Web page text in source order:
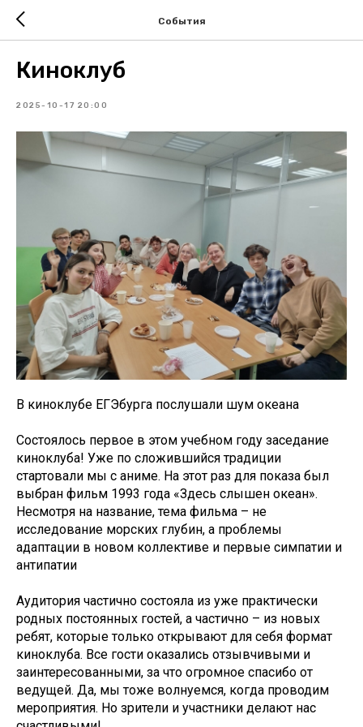
События
Киноклуб
2025-10-17 20:00
В киноклубе ЕГЭбурга послушали шум океана
Состоялось первое в этом учебном году заседание
киноклуба! Уже по сложившийся традиции
стартовали мы с аниме. На этот раз для показа был
выбран фильм 1993 года «Здесь слышен океан».
Несмотря на название, тема фильма – не
исследование морских глубин, а проблемы
адаптации в новом коллективе и первые симпатии и
антипатии
Аудитория частично состояла из уже практически
родных постоянных гостей, а частично – из новых
ребят, которые только открывают для себя формат
киноклуба. Все гости оказались отзывчивыми и
заинтересованными, за что огромное спасибо от
ведущей. Да, мы тоже волнуемся, когда проводим
мероприятия. Но зрители и участники делают нас